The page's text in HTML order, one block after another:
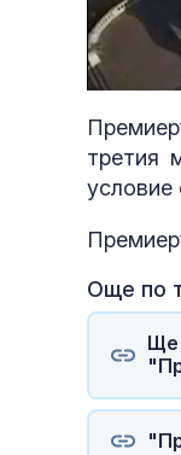
третия
условие
Още по
Ще